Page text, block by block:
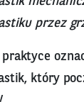
przez
praktyce
który